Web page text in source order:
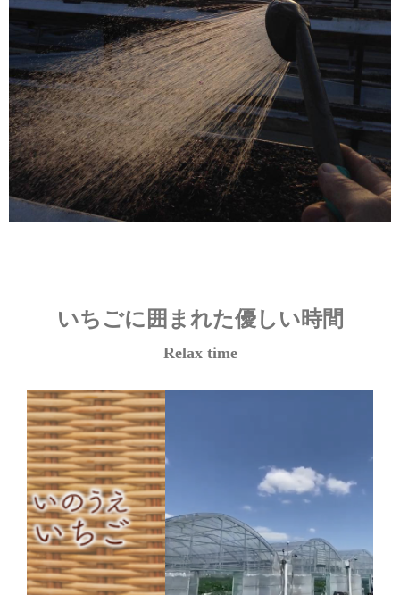
いちごに囲まれた優しい時間
Relax time